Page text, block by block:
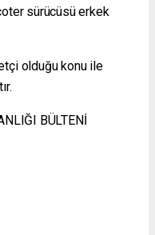
sürücüsü erkek
olduğu konu ile
BÜLTENİ